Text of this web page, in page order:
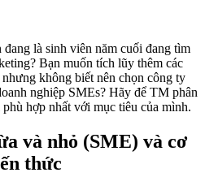
đang là sinh viên năm cuối đang tìm
Bạn muốn tích lũy thêm các
không biết nên chọn công ty
nghiệp SMEs? Hãy để TM phân
hợp nhất với mục tiêu của mình.
và nhỏ (SME) và cơ
thức